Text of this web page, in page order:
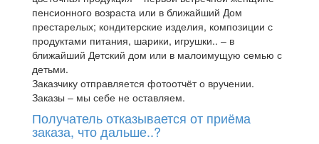
пенсионного возраста или в ближайший Дом
престарелых; кондитерские изделия, композиции с
продуктами питания, шарики, игрушки.. – в
ближайший Детский дом или в малоимущую семью с
детьми.
Заказчику отправляется фотоотчёт о вручении.
Заказы – мы себе не оставляем.
Получатель отказывается от приёма
заказа, что дальше..?